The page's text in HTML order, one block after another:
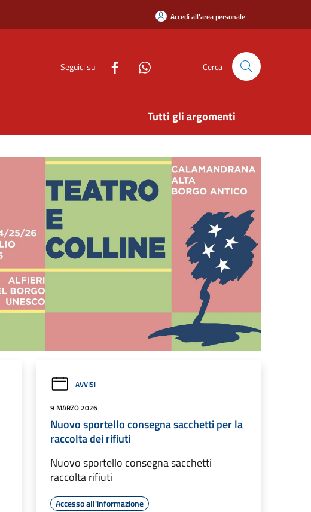
Accedi all'area personale
Seguici su Cerca
Tutti gli argomenti
AVVISI
9 MARZO 2026
Nuovo sportello consegna sacchetti per la
raccolta dei rifiuti
Nuovo sportello consegna sacchetti
raccolta rifiuti
Accesso all'informazione